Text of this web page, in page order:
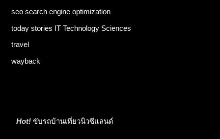
seo search engine optimization
today stories IT Technology Sciences
travel
wayback
Hot! ขับรถบ้านเที่ยวนิวซีแลนด์